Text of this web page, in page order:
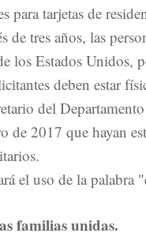
para tarjetas de
de tres años, las
los Estados Unidos,
deben estar
del
de 2017 que hayan
el uso de la
familias unidas.